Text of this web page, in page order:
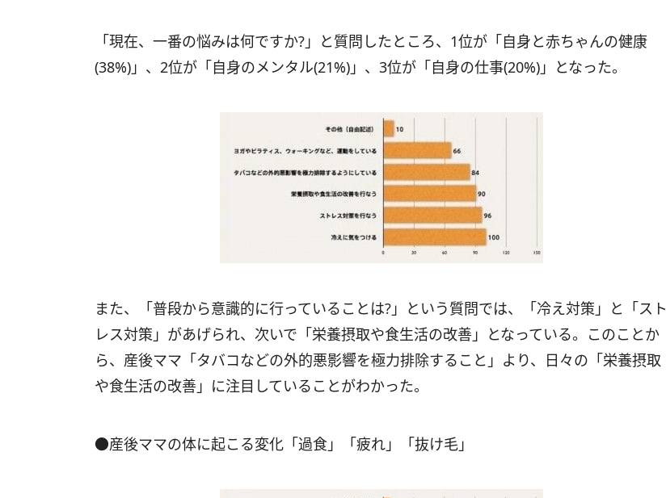
「現在、一番の悩みは何ですか?」と質問したところ、1位が「自身と赤ちゃんの健康
(38%)」、2位が「自身のメンタル(21%)」、3位が「自身の仕事(20%)」となった。
また、「普段から意識的に行っていることは?」という質問では、「冷え対策」と「スト
レス対策」があげられ、次いで「栄養摂取や食生活の改善」となっている。このことか
ら、産後ママ「タバコなどの外的悪影響を極力排除すること」より、日々の「栄養摂取
や食生活の改善」に注目していることがわかった。
●産後ママの体に起こる変化「過食」「疲れ」「抜け毛」